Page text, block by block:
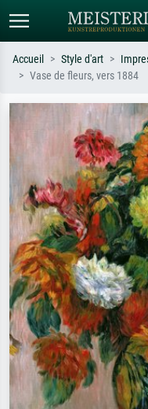
Recherchez par artiste, titre ou
ex. Monet, Nuit étoilée,
impressionnisme, vague de
nu.
Accueil Style d'art
Vase de fleurs, vers 1884